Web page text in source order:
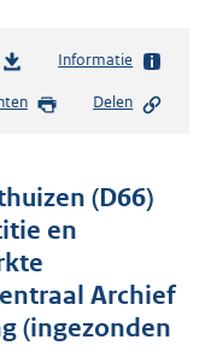
n
Informatie
Delen
(D66)
en
Archief
(ingezonden